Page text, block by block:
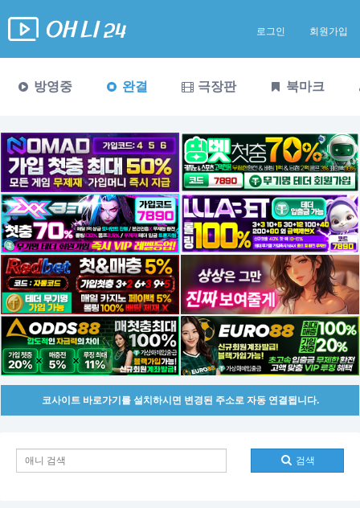
로그인 회원가입
방영중 완결 극장판 북마크
코사이트 바로가기를 설치하시면 변경된 주소로 자동 연결됩니다.
검색